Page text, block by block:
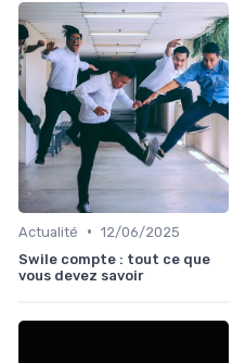
Actualité • 12/06/2025
Swile compte : tout ce que
vous devez savoir